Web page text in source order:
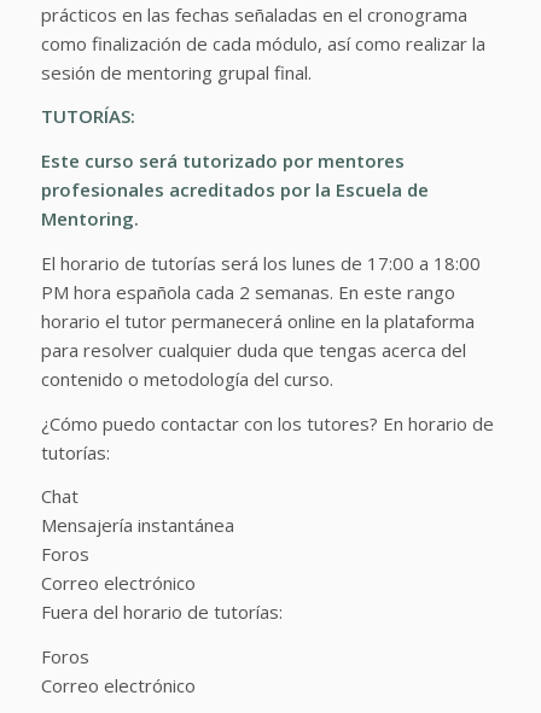
prácticos en las fechas señaladas en el cronograma
como finalización de cada módulo, así como realizar la
sesión de mentoring grupal final.
TUTORÍAS:
Este curso será tutorizado por mentores
profesionales acreditados por la Escuela de
Mentoring.
El horario de tutorías será los lunes de 17:00 a 18:00
PM hora española cada 2 semanas. En este rango
horario el tutor permanecerá online en la plataforma
para resolver cualquier duda que tengas acerca del
contenido o metodología del curso.
¿Cómo puedo contactar con los tutores? En horario de
tutorías:
Chat
Mensajería instantánea
Foros
Correo electrónico
Fuera del horario de tutorías:
Foros
Correo electrónico